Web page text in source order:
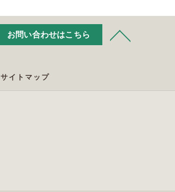
お問い合わせはこちら
サイトマップ